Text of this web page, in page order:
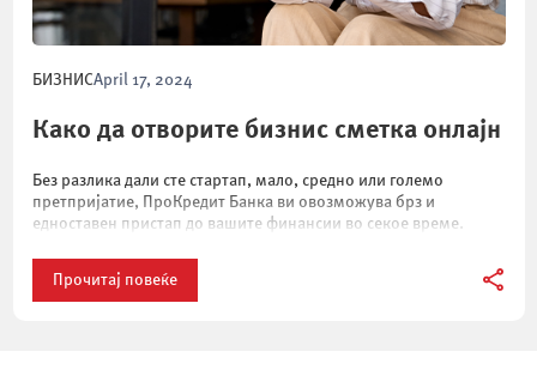
БИЗНИСApril 17, 2024
Како да отворите бизнис сметка онлајн
Без разлика дали сте стартап, мало, средно или големо
претпријатие, ПроКредит Банка ви овозможува брз и
едноставен пристап до вашите финансии во секое време.
Прочитај повеќе